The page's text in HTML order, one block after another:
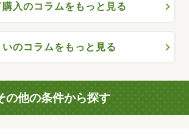
購入のコラムをもっと見る
いのコラムをもっと見る
の他の条件から探す